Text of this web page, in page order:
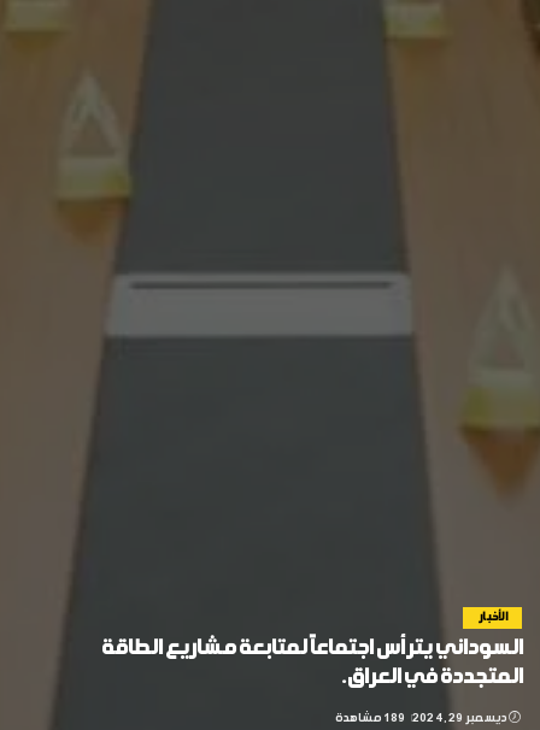
الأخبار
السوداني يترأس اجتماعاً لمتابعة مشاريع الطاقة
المتجددة في العراق.
ديسمبر 29, 2024 189 مشاهدة